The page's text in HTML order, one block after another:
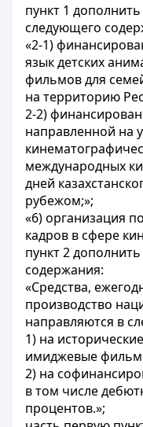
пункт 1
следующего
«2-1)
язык детских
фильмов для
на территорию
2-2)
направленной на
международных
дней
рубежом;»;
«6) организация
кадров в сфере
пункт 2
содержания:
«Средства,
производство
направляются в
1) на
имиджевые
2) на
в том числе
процентов.»;